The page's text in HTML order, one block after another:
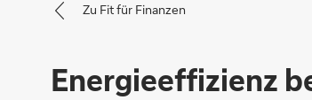
Zu Fit für Finanzen
Energieeffizienz